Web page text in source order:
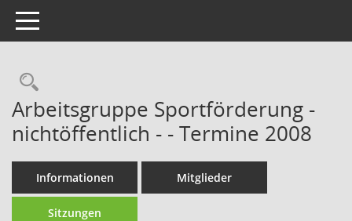
Toggle navigation
Rechercheauswahl
Arbeitsgruppe Sportförderung -
nichtöffentlich - - Termine 2008
Informationen Mitglieder
Sitzungen